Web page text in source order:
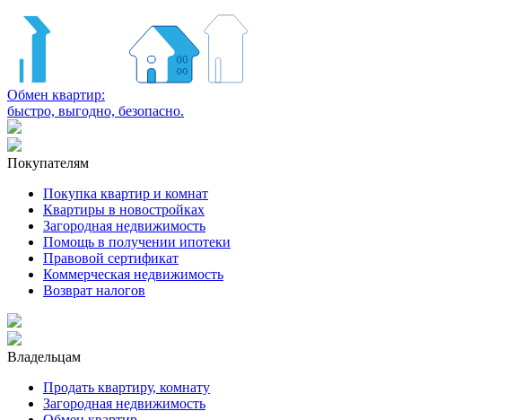
Обмен квартир:
быстро, выгодно, безопасно.
Покупателям
Покупка квартир и комнат
Квартиры в новостройках
Загородная недвижимость
Помощь в получении ипотеки
Правовой сертификат
Коммерческая недвижимость
Возврат налогов
Владельцам
Продать квартиру, комнату
Загородная недвижимость